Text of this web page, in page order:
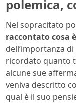
polemica,
Nel sopracitato
raccontato cosa
dell’importanza
ricordato quanto
alcune sue
veniva descritto
qual è il suo